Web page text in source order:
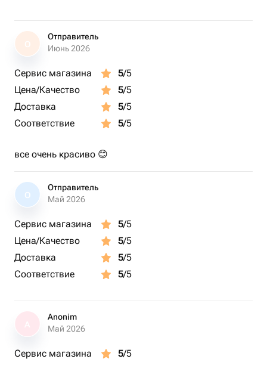
О
Отправитель
Июнь 2026
Сервис магазина 5/5
Цена/Качество
5/5
Доставка
5/5
Соответствие
5/5
все очень красиво 😊
О
Отправитель
Май 2026
Сервис магазина 5/5
Цена/Качество
5/5
Доставка
5/5
Соответствие
5/5
Anonim
Май 2026
Сервис магазина 5/5